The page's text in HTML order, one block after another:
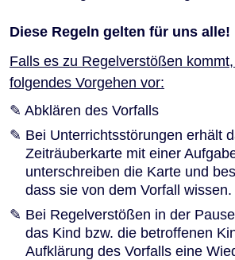
Diese Regeln gelten für uns alle!
Falls es zu Regelverstößen
folgendes Vorgehen vor:
Abklären des Vorfalls
Bei Unterrichtsstörungen erhält
Zeiträuberkarte mit einer
unterschreiben die Karte und
dass sie von dem Vorfall wissen.
Bei Regelverstößen in der
das Kind bzw. die betroffenen
Aufklärung des Vorfalls eine